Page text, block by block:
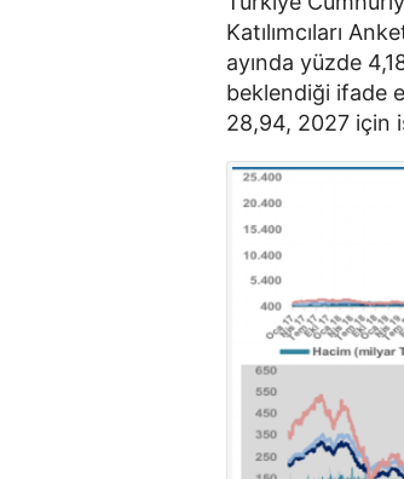
Katılımcıları
ayında yüzde
beklendiği ifade
28,94, 2027 için